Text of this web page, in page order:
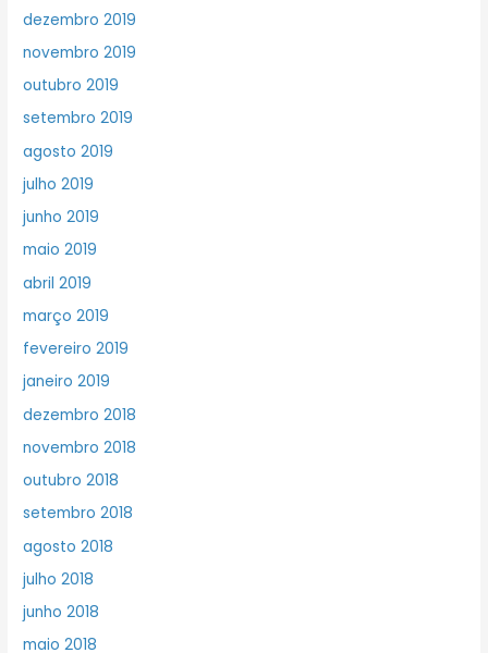
dezembro 2019
novembro 2019
outubro 2019
setembro 2019
agosto 2019
julho 2019
junho 2019
maio 2019
abril 2019
março 2019
fevereiro 2019
janeiro 2019
dezembro 2018
novembro 2018
outubro 2018
setembro 2018
agosto 2018
julho 2018
junho 2018
maio 2018